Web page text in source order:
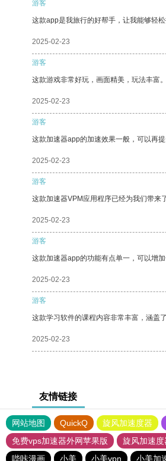
游客
这款app是我旅行的好帮手，让我能够轻
2025-02-23
游客
这款游戏非常好玩，画面精美，玩法丰富
2025-02-23
游客
这款加速器app的加速效果一般，可以再
2025-02-23
游客
这款加速器VPM应用程序已经为我们带来
2025-02-23
游客
这款加速器app的功能有点单一，可以增
2025-02-23
游客
这款学习软件的课程内容非常丰富，涵盖
2025-02-23
友情链接
网站地图 QuickQ 旋风加速度器
免费vps加速器外网苹果版
旋风加速度
哔咔漫画
小美 小美vpn 小美加